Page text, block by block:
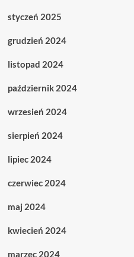
styczeń 2025
grudzień 2024
listopad 2024
październik 2024
wrzesień 2024
sierpień 2024
lipiec 2024
czerwiec 2024
maj 2024
kwiecień 2024
marzec 2024